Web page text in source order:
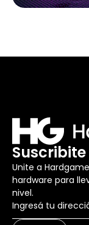
Unite a
hardware para
nivel.